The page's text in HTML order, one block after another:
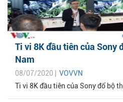
Ti vi 8K đầu tiên của Sony
Nam
08/07/2020 | VOVVN
Ti vi 8K đầu tiên của Sony đổ bộ